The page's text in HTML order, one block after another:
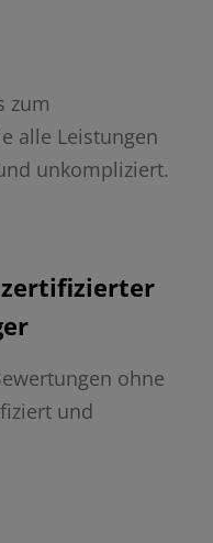
zum
alle Leistungen
unkompliziert.
zertifizierter
ohne
und